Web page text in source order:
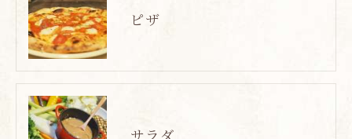
ピザ
サラダ